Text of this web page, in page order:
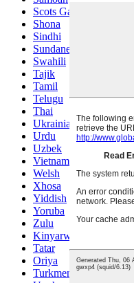
Scots Gaelic
Shona
Sindhi
Sundanese
Swahili
Tajik
Tamil
Telugu
Thai
Ukrainian
Urdu
Uzbek
Vietnamese
Welsh
Xhosa
Yiddish
Yoruba
Zulu
Kinyarwanda
Tatar
Oriya
Turkmen